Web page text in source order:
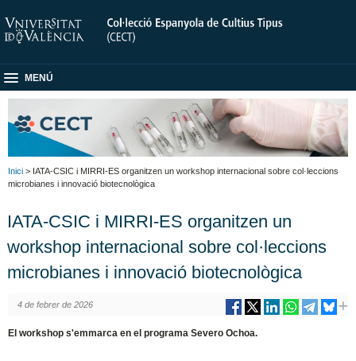
MENÚ
Inici > IATA-CSIC i MIRRI-ES organitzen un workshop internacional sobre col·leccions
microbianes i innovació biotecnològica
IATA-CSIC i MIRRI-ES organitzen un
workshop internacional sobre col·leccions
microbianes i innovació biotecnològica
4 de febrer de 2026
El workshop s'emmarca en el programa Severo Ochoa.